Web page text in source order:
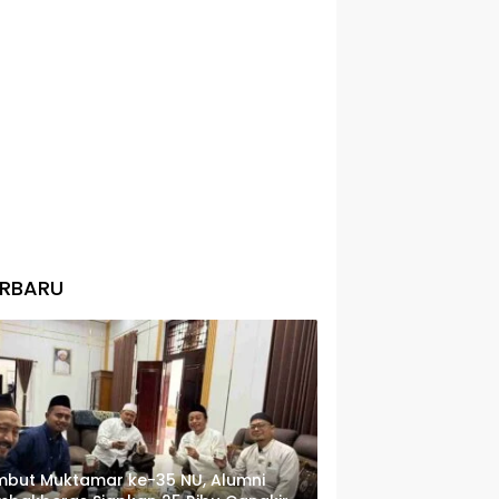
Muktamar ke-35 NU, Alumni